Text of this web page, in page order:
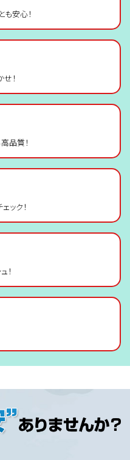
安心！
！
品質！
ック！
！